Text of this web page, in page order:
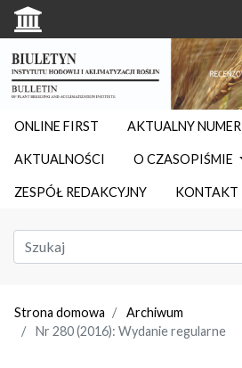
ONLINE FIRST AKTUALNY NUMER
AKTUALNOŚCI O CZASOPIŚMIE
ZESPÓŁ REDAKCYJNY KONTAKT
Strona domowa
Archiwum
Nr 280 (2016): Wydanie regularne